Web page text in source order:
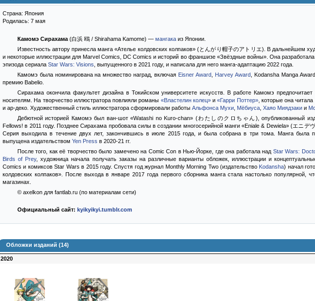
Страна: Япония
Родилась: 7 мая
Камомэ Сирахама(白浜 鴎 / Shirahama Kamome) — мангакаиз Японии.
Известность автору принесла манга «Ателье колдовских колпаков» (とんがり帽子のアトリエ). В дальнейшем
и некоторые иллюстрации для Marvel Comics, DC Comics и историй во франшизе «Звёздные войны». Она
эпизода сериала Star Wars: Visions , выпущенного в 2021 году, и написала для него манга-адаптацию 2022 года.
Камомэ была номинирована на множество наград, включая Eisner Award Harvey Award, Kodansha Manga
премию Babelio.
Сирахама окончила факультет дизайна в Токийском университете искусств. В работе Камомэ
носителям. На творчество иллюстратора повлияли романы «Властелин колец»и«Гарри Поттер», которые она
и ар-деко. Художественный стиль иллюстратора сформировали работы Альфонса Мухи Мёбиуса Хаяо Миядзаки и
Дебютной историей Камомэ был ван-шот «Watashi no Kuro-chan» (わたしのクロちゃん), опубликованный
Fellows! в 2011 году. Позднее Сирахама пробовала силы в создании многосерийной манги «Eniale & Dewiela» (エニデ
Серия выходила в течение двух лет, закончившись в июле 2015 года, и была собрана в три тома. Манга была
выпущена издательством Yen Press в 2020-21 гг.
После того, как её творчество было замечено на Comic Con в Нью-Йорке, где она работала над Star Wars:
Birds of Prey, художница начала получать заказы на различные варианты обложек, иллюстрации и
Comics и комиксов Star Wars в 2015 году. Спустя год журнал Monthly Morning Two (издательство Kodansha) начал
колдовских колпаков». После выхода в январе 2017 года первого сборника манга стала настолько популярной,
магазинах.
© axelkon для fantlab.ru (по материалам сети)
Официальный сайт: kyikyikyi.tumblr.com
Обложки изданий (14)
2020